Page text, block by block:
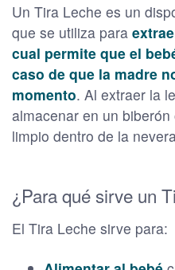
Un Tira Leche es un
que se utiliza para
cual permite que el
caso de que la madre
momento. Al extraer la
almacenar en un
limpio dentro de la
¿Para qué sirve un
El Tira Leche sirve para: